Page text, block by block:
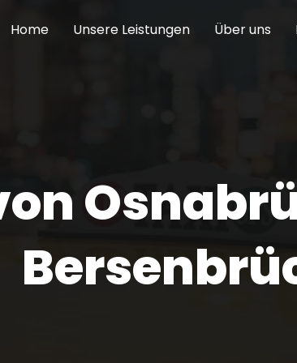
Home Unsere Leistungen Über uns